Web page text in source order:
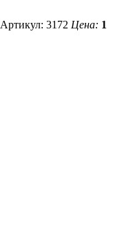
Артикул: 3172 Цена: 1